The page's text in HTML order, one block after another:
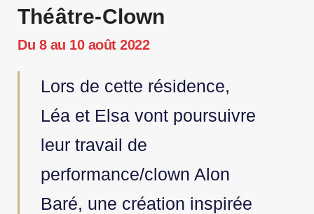
Théâtre-Clown
Du 8 au 10 août 2022
Lors de cette résidence,
Léa et Elsa vont poursuivre
leur travail de
performance/clown Alon
Baré, une création inspirée